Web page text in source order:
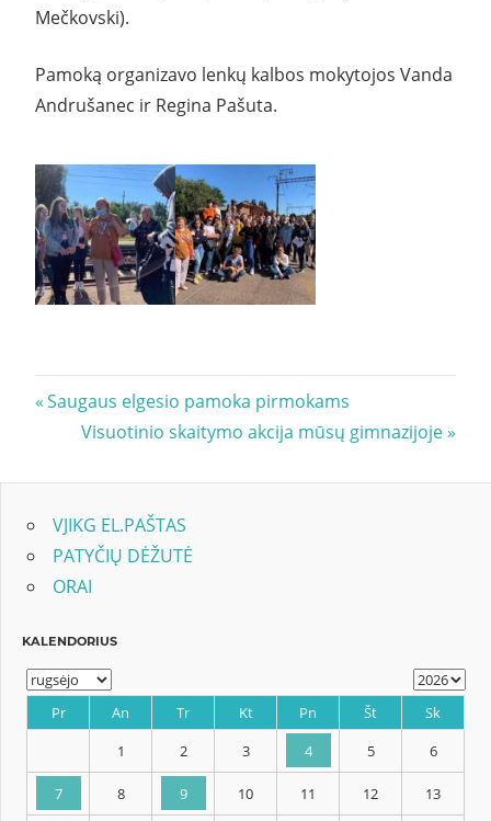
Mečkovski).
Pamoką organizavo lenkų kalbos mokytojos Vanda
Andrušanec ir Regina Pašuta.
Navigacija
tarp
įrašų
Previous
Post:
Saugaus elgesio pamoka pirmokams
Next
Visuotinio skaitymo akcija mūsų gimnazijoje
VJIKG EL.PAŠTAS
PATYČIŲ DĖŽUTĖ
ORAI